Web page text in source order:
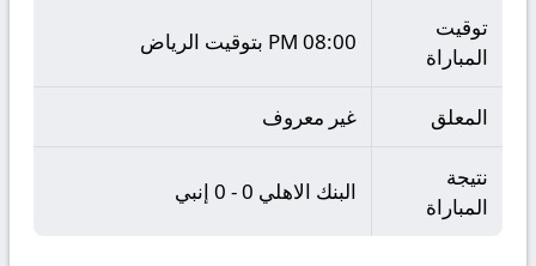
توقيت
المباراة
08:00 PM بتوقيت الرياض
المعلق غير معروف
نتيجة
المباراة
البنك الاهلي 0 - 0 إنبي